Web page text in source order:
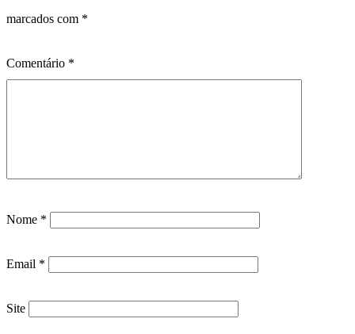
marcados com *
Comentário *
Nome *
Email *
Site